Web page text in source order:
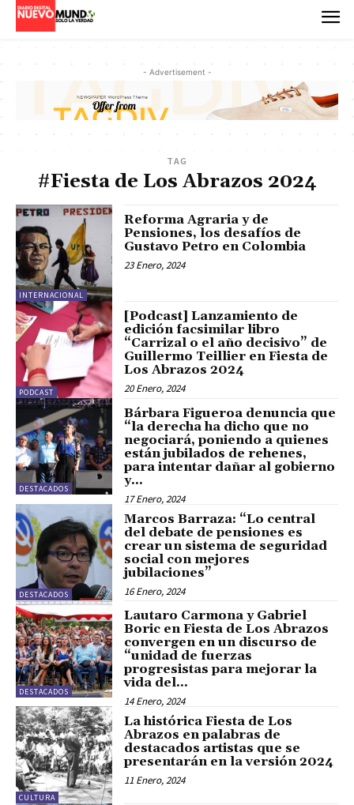
- Advertisement -
TAG
#Fiesta de Los Abrazos 2024
INTERNACIONAL
Reforma Agraria y de
Pensiones, los desafíos de
Gustavo Petro en Colombia
23 Enero, 2024
PODCAST
[Podcast] Lanzamiento de
edición facsimilar libro
“Carrizal o el año decisivo” de
Guillermo Teillier en Fiesta de
Los Abrazos 2024
20 Enero, 2024
DESTACADOS
Bárbara Figueroa denuncia que
“la derecha ha dicho que no
negociará, poniendo a quienes
están jubilados de rehenes,
para intentar dañar al gobierno
y...
17 Enero, 2024
DESTACADOS
Marcos Barraza: “Lo central
del debate de pensiones es
crear un sistema de seguridad
social con mejores
jubilaciones”
16 Enero, 2024
DESTACADOS
Lautaro Carmona y Gabriel
Boric en Fiesta de Los Abrazos
convergen en un discurso de
“unidad de fuerzas
progresistas para mejorar la
vida del...
14 Enero, 2024
CULTURA
La histórica Fiesta de Los
Abrazos en palabras de
destacados artistas que se
presentarán en la versión 2024
11 Enero, 2024